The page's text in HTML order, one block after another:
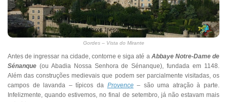
Gordes – Vista do Mirante
Antes de ingressar na cidade, contorne e siga até a Abbaye Notre-Dame de
Sénanque (ou Abadia Nossa Senhora de Sénanque), fundada em 1148.
Além das construções medievais que podem ser parcialmente visitadas, os
campos de lavanda – típicos da Provence – são uma atração à parte.
Infelizmente, quando estivemos, no final de setembro, já não estavam mais